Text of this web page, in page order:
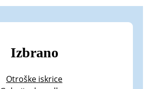
Izbrano
Otroške iskrice